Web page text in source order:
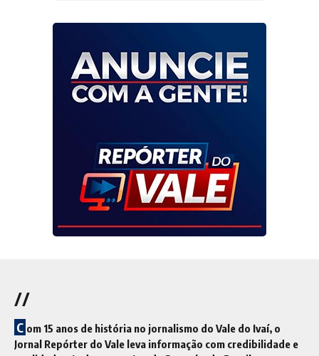
//
C om 15 anos de história no jornalismo do Vale do Ivaí, o
Jornal Repórter do Vale leva informação com credibilidade e